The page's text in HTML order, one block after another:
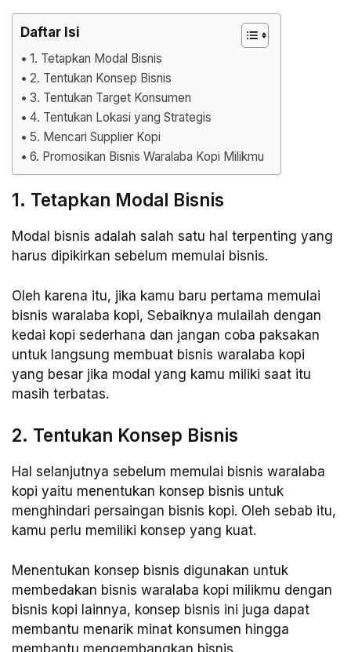
Daftar Isi
1. Tetapkan Modal Bisnis
2. Tentukan Konsep Bisnis
3. Tentukan Target Konsumen
4. Tentukan Lokasi yang Strategis
5. Mencari Supplier Kopi
6. Promosikan Bisnis Waralaba Kopi Milikmu
1. Tetapkan Modal Bisnis
Modal bisnis adalah salah satu hal terpenting yang
harus dipikirkan sebelum memulai bisnis.
Oleh karena itu, jika kamu baru pertama memulai
bisnis waralaba kopi, Sebaiknya mulailah dengan
kedai kopi sederhana dan jangan coba paksakan
untuk langsung membuat bisnis waralaba kopi
yang besar jika modal yang kamu miliki saat itu
masih terbatas.
2. Tentukan Konsep Bisnis
Hal selanjutnya sebelum memulai bisnis waralaba
kopi yaitu menentukan konsep bisnis untuk
menghindari persaingan bisnis kopi. Oleh sebab itu,
kamu perlu memiliki konsep yang kuat.
Menentukan konsep bisnis digunakan untuk
membedakan bisnis waralaba kopi milikmu dengan
bisnis kopi lainnya, konsep bisnis ini juga dapat
membantu menarik minat konsumen hingga
membantu mengembangkan bisnis.